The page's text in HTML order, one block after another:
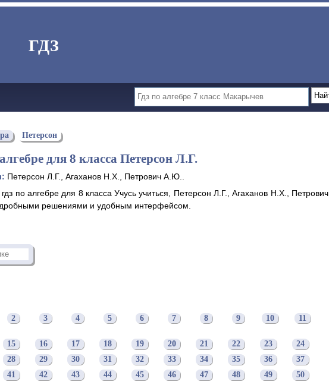
ГДЗ
Петерсон
для 8 класса Петерсон Л.Г.
Петерсон Л.Г., Агаханов Н.Х., Петрович А.Ю..
по алгебре для 8 класса Учусь учиться, Петерсон Л.Г., Агаханов Н.Х., Петрович
решениями и удобным интерфейсом.
2 3 4 5 6 7 8 9 10 11
15 16 17 18 19 20 21 22 23
24
28
29 30 31 32 33 34 35 36
37
41
42 43 44 45 46 47 48 49
50